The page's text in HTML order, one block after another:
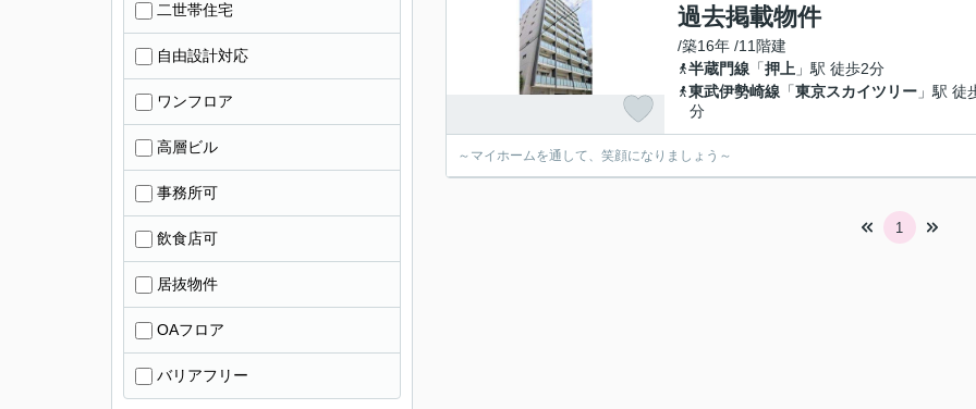
過去掲載物件
/築16年 /11階建
半蔵門線 「押上 」駅 徒歩2分
東武伊勢崎線 「東京スカイツリー 」駅 徒
分
～マイホームを通して、笑顔になりましょう～
1
二世帯住宅
自由設計対応
ワンフロア
高層ビル
事務所可
飲食店可
居抜物件
OAフロア
バリアフリー